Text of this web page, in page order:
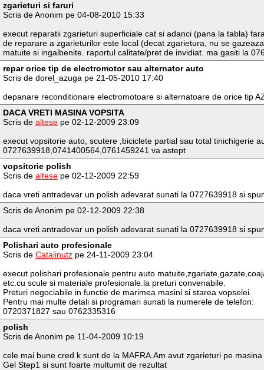
zgarieturi si faruri
Scris de Anonim pe 04-08-2010 15:33
execut reparatii zgarieturi superficiale cat si adanci (pana la tabla)
de reparare a zgarieturilor este local (decat zgarietura, nu se
matuite si ingalbenite. raportul calitate/pret de invidiat. ma gasiti la
repar orice tip de electromotor sau alternator auto
Scris de dorel_azuga pe 21-05-2010 17:40
depanare reconditionare electromotoare si alternatoare de orice tip
DACA VRETI MASINA VOPSITA
Scris de altese pe 02-12-2009 23:09
execut vopsitorie auto, scutere ,biciclete partial sau total tinichigerie
0727639918,0741400564,0761459241 va astept
vopsitorie polish
Scris de altese pe 02-12-2009 22:59
daca vreti antradevar un polish adevarat sunati la 0727639918 si
Scris de Anonim pe 02-12-2009 22:38
daca vreti antradevar un polish adevarat sunati la 0727639918 si
Polishari auto profesionale
Scris de Catalinutz pe 24-11-2009 23:04
execut polishari profesionale pentru auto
etc.cu scule si materiale profesionale.la preturi convenabile.
Preturi negociabile in functie de marimea masini si starea vopselei.
Pentru mai multe detali si programari sunati la numerele de telefon:
0720371827 sau 0762335316
polish
Scris de Anonim pe 11-04-2009 10:19
cele mai bune cred k sunt de la MAFRA.Am avut zgarieturi pe
Gel Step1 si sunt foarte multumit de rezultat